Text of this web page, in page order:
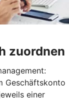
zuordnen
Geschäftskonto
einer